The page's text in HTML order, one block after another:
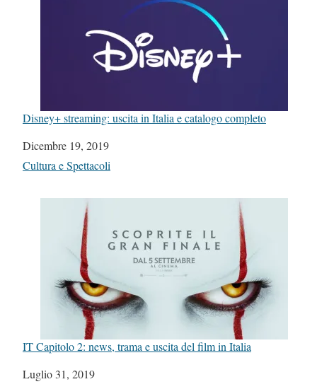
Disney+ streaming: uscita in Italia e catalogo completo
Data
Dicembre 19, 2019
In relazione a
Cultura e Spettacoli
IT Capitolo 2: news, trama e uscita del film in Italia
Data
Luglio 31, 2019